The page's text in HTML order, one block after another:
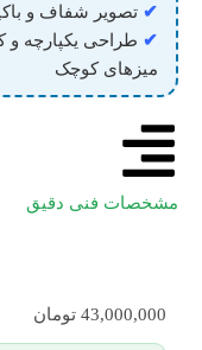
✔ تصویر شفاف و
✔ طراحی یکپارچه
میزهای کوچک
مشخصات فنی دقیق
43,000,000 تومان